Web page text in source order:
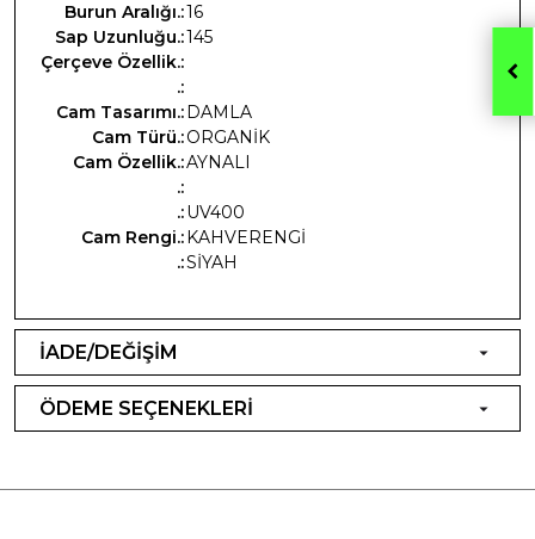
Burun Aralığı.:16
Sap Uzunluğu.:145
Çerçeve Özellik.:
.:
Cam Tasarımı.:DAMLA
Cam Türü.:ORGANİK
Cam Özellik.:AYNALI
.:
.:UV400
Cam Rengi.:KAHVERENGİ
.:SİYAH
İADE/DEĞİŞİM
ÖDEME SEÇENEKLERİ